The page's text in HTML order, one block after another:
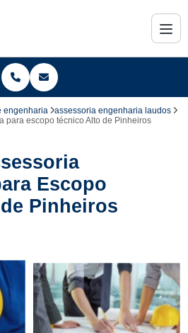
engenharia
assessoria engenharia laudos
para escopo técnico Alto de Pinheiros
Escopo
Pinheiros